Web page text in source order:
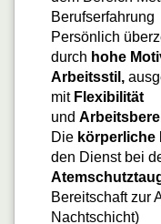
Berufserfahrung
Persönlich
durch hohe
Arbeitsstil,
mit Flexibilität
und
Die körperliche
den Dienst bei
Bereitschaft zur
Nachtschicht)